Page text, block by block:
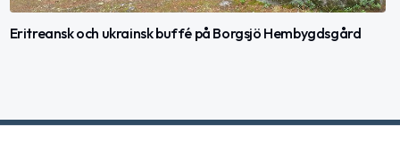
Eritreansk och ukrainsk buffé på Borgsjö Hembygdsgård